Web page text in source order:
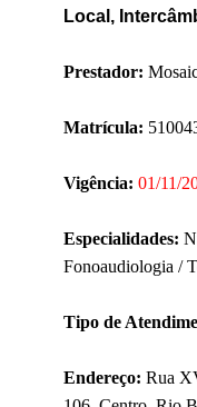
Local,
Prestador:
Matrícula:
Vigência: 01/11/
Especialidades:
Fonoaudiologia /
Tipo de
Endereço: Rua